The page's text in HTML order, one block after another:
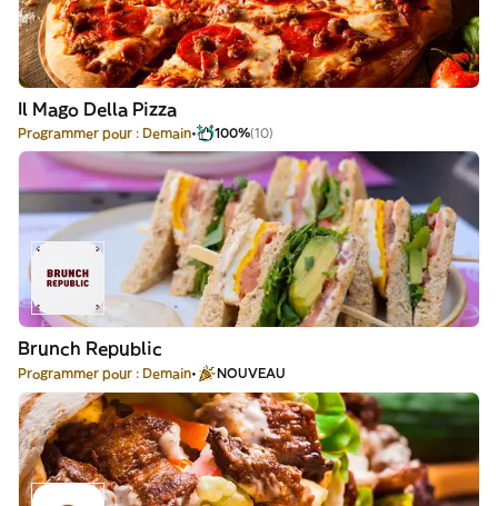
Il Mago Della Pizza
Programmer pour : Demain 100%(10)
Brunch Republic
Programmer pour : Demain NOUVEAU